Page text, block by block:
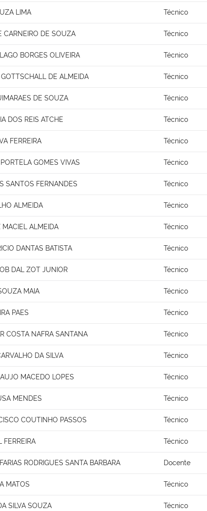
LIMA Técnico
CARNEIRO DE SOUZA Técnico
BORGES OLIVEIRA Técnico
DE ALMEIDA Técnico
DE SOUZA Técnico
DOS REIS ATCHE Técnico
FERREIRA Técnico
GOMES VIVAS Técnico
SANTOS FERNANDES Técnico
ALMEIDA Técnico
MACIEL ALMEIDA Técnico
DANTAS BATISTA Técnico
DAL ZOT JUNIOR Técnico
MAIA Técnico
PAES Técnico
COSTA NAFRA SANTANA Técnico
DA SILVA Técnico
MACEDO LOPES Técnico
MENDES Técnico
COUTINHO PASSOS Técnico
FERREIRA Técnico
RODRIGUES SANTA BARBARA Docente
MATOS Técnico
SILVA SOUZA Técnico